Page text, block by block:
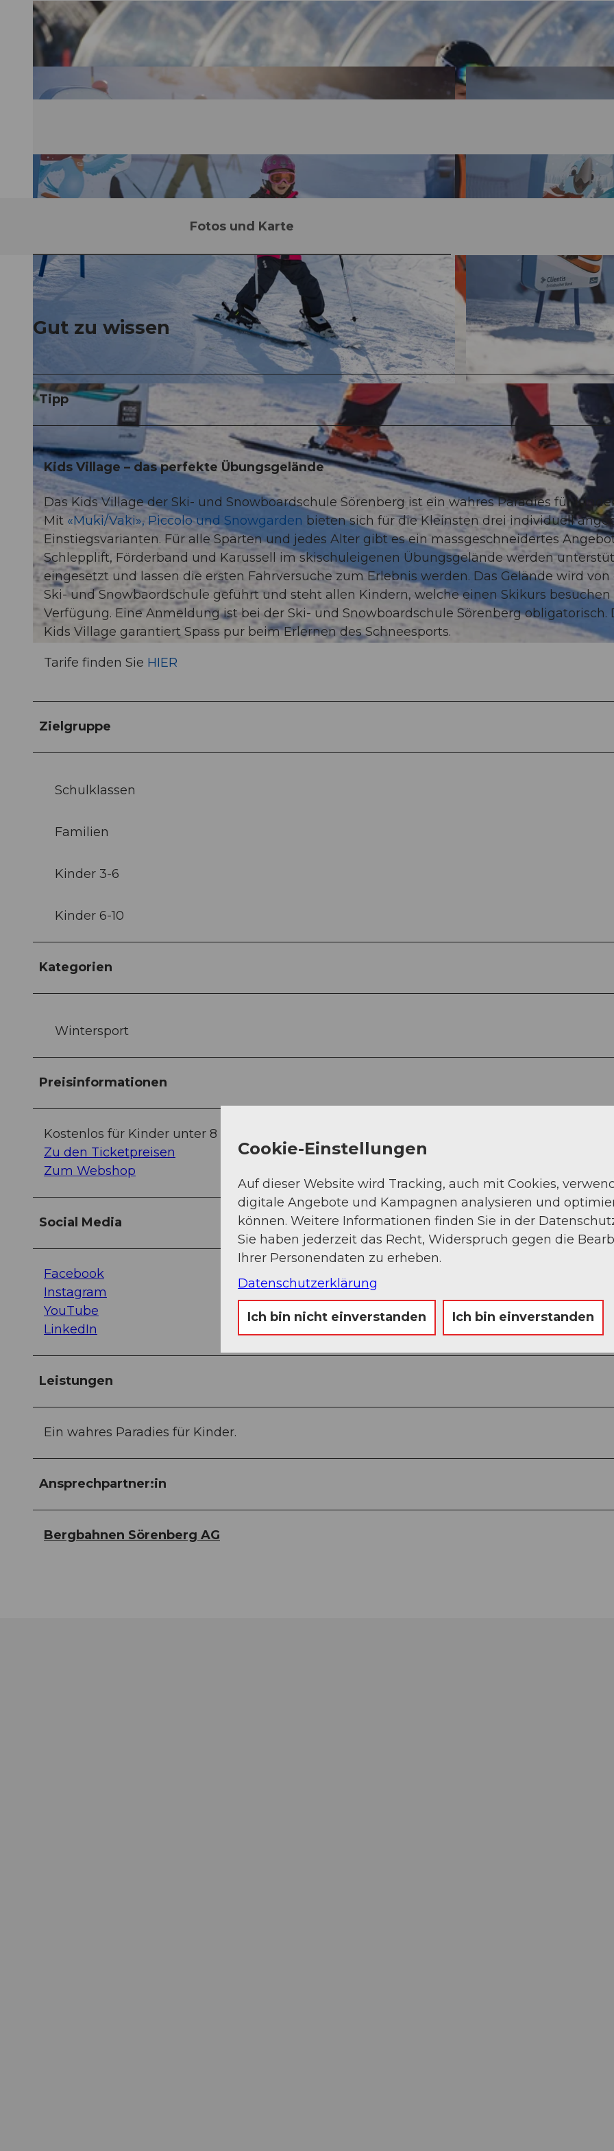
© Bergbahnen Sörenberg AG / Christian Krebs Photography | © Bergbahnen Sörenberg AG | Christian Krebs
Fotos und Karte
Gut zu wissen
Tipp
Kids Village – das perfekte Übungsgelände
Das Kids Village der Ski- und Snowboardschule Sörenberg ist ein wahres Paradies für
Mit «Muki/Vaki», Piccolo und Snowgarden bieten sich für die Kleinsten drei individuell
Einstiegsvarianten. Für alle Sparten und jedes Alter gibt es ein massgeschneidertes
Schlepplift, Förderband und Karussell im skischuleigenen Übungsgelände werden
eingesetzt und lassen die ersten Fahrversuche zum Erlebnis werden. Das Gelände wird von
Ski- und Snowbaordschule geführt und steht allen Kindern, welche einen Skikurs besuchen
Verfügung. Eine Anmeldung ist bei der Ski- und Snowboardschule Sörenberg obligatorisch.
Kids Village garantiert Spass pur beim Erlernen des Schneesports.
Tarife finden Sie HIER
Zielgruppe
Schulklassen
Familien
Kinder 3-6
Kinder 6-10
Kategorien
Wintersport
Preisinformationen
Kostenlos für Kinder unter 8 Jahren.
Zu den Ticketpreisen
Zum Webshop
Social Media
Facebook
Instagram
YouTube
LinkedIn
Leistungen
Ein wahres Paradies für Kinder.
Ansprechpartner:in
Bergbahnen Sörenberg AG
Cookie-Einstellungen
Auf dieser Website wird Tracking, auch mit Cookies,
digitale Angebote und Kampagnen analysieren und
können. Weitere Informationen finden Sie in der
Sie haben jederzeit das Recht, Widerspruch gegen die
Ihrer Personendaten zu erheben.
Datenschutzerklärung
Ich bin nicht einverstanden Ich bin einverstanden